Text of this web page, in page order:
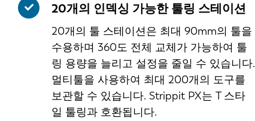
20개의 인덱싱 가능한 툴링 스테이션
20개의 툴 스테이션은 최대 90mm의 툴을
수용하며 360도 전체 교체가 가능하여 툴
링 용량을 늘리고 설정을 줄일 수 있습니다.
멀티툴을 사용하여 최대 200개의 도구를
보관할 수 있습니다. Strippit PX는 T 스타
일 툴링과 호환됩니다.